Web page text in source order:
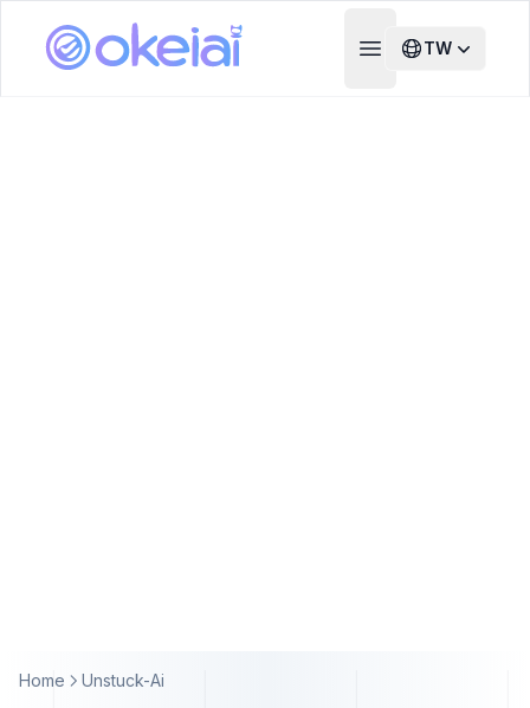
Open main menu
TW
Home Unstuck-Ai